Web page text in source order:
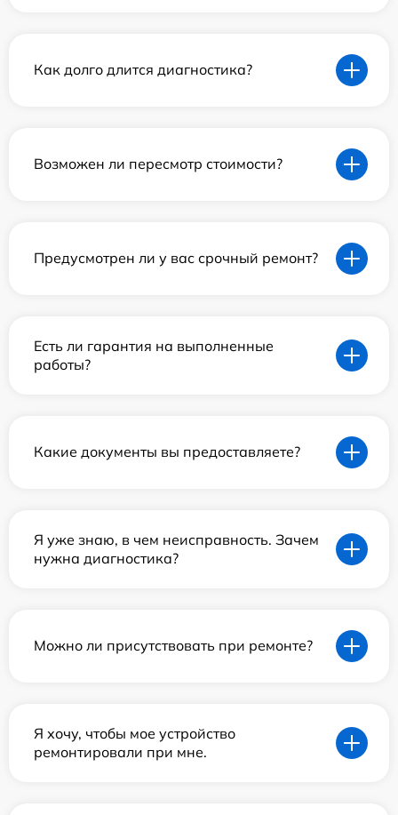
Как долго длится диагностика?
Возможен ли пересмотр стоимости?
Предусмотрен ли у вас срочный ремонт?
Есть ли гарантия на выполненные
работы?
Какие документы вы предоставляете?
Я уже знаю, в чем неисправность. Зачем
нужна диагностика?
Можно ли присутствовать при ремонте?
Я хочу, чтобы мое устройство
ремонтировали при мне.